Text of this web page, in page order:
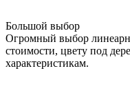
Большой выбор
Огромный выбор
стоимости, цвету под
характеристикам.